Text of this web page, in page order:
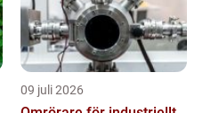
09 juli 2026